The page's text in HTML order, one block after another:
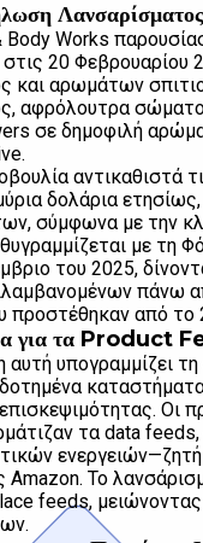
Λανσαρίσματος
Body Works
20 Φεβρουαρίου
και αρωμάτων
αφρόλουτρα
σε δημοφιλή
αντικαθιστά
δολάρια
σύμφωνα με την
με τη
του 2025,
πάνω
προστέθηκαν από το
για τα Product
αυτή υπογραμμίζει
Οι
τα data
Amazon. Το
feeds,